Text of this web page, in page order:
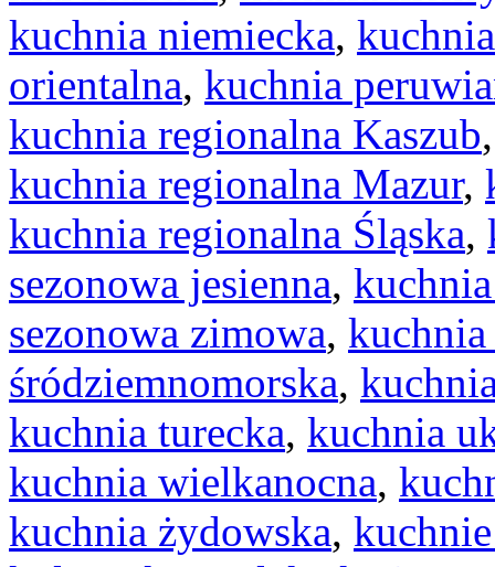
kuchnia niemiecka,
orientalna, kuchnia
kuchnia regionalna Kaszub
kuchnia regionalna Mazur,
kuchnia regionalna Śląska,
sezonowa jesienna,
sezonowa zimowa, kuchnia
śródziemnomorska,
kuchnia turecka, kuchnia
kuchnia wielkanocna,
kuchnia żydowska,